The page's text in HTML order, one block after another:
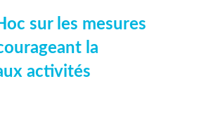
sur les mesures
la
activités